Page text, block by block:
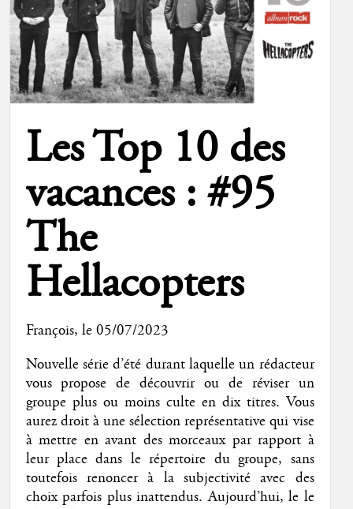
Les Top 10 des
vacances : #95
The
Hellacopters
François, le 05/07/2023
Nouvelle série d’été durant laquelle un rédacteur
vous propose de découvrir ou de réviser un
groupe plus ou moins culte en dix titres. Vous
aurez droit à une sélection représentative qui vise
à mettre en avant des morceaux par rapport à
leur place dans le répertoire du groupe, sans
toutefois renoncer à la subjectivité avec des
choix parfois plus inattendus. Aujourd’hui, le le